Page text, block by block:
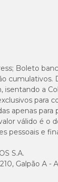
Boleto
cumulativos.
isentando a
para
apenas
válido é o
pessoais e
S.A.
Galpão A -